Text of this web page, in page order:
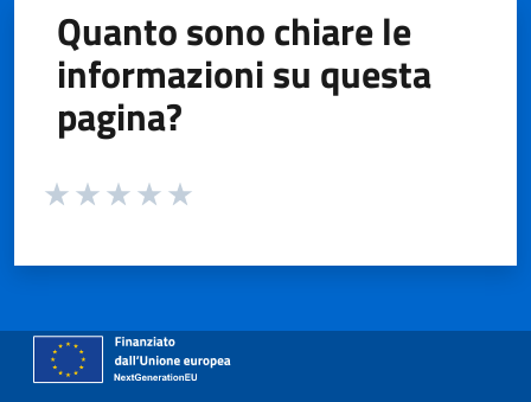
Quanto sono chiare le
informazioni su questa
pagina?
Valuta da 1 a 5 stelle la pagina